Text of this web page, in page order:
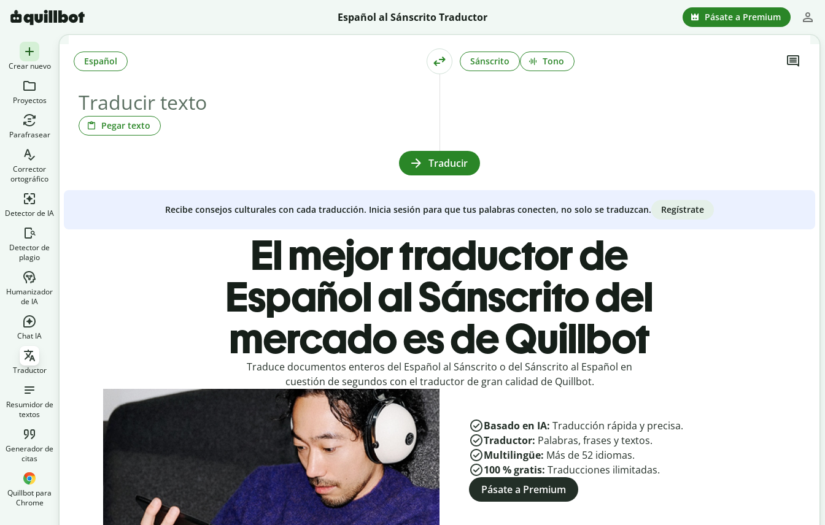
Español al Sánscrito Traductor Pásate a Premium
Crear nuevo
Proyectos
Parafrasear
Corrector
ortográfico
Detector de IA
Detector de
plagio
Humanizador
de IA
Chat IA
Traductor
Resumidor de
textos
Generador de
citas
Quillbot para
Chrome
Pegar texto
Español Sánscrito Tono
Traducir
Recibe consejos culturales con cada traducción. Inicia sesión para que tus palabras conecten, no solo se traduzcan. Regístrate
El mejor traductor de
Español al Sánscrito del
mercado es de Quillbot
Traduce documentos enteros del Español al Sánscrito o del Sánscrito al Español en
cuestión de segundos con el traductor de gran calidad de Quillbot.
Basado en IA: Traducción rápida y precisa.
Traductor: Palabras, frases y textos.
Multilingüe: Más de 52 idiomas.
100 % gratis: Traducciones ilimitadas.
Pásate a Premium